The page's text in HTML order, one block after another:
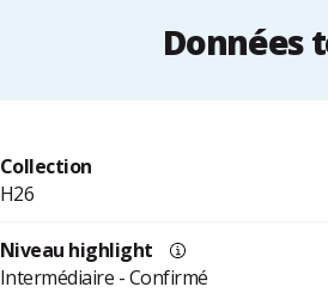
Données
Collection
H26
Niveau highlight
Intermédiaire - Confirmé